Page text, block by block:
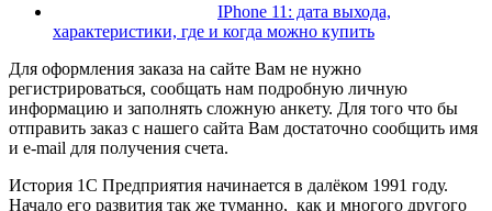
IPhone 11: дата выхода,
характеристики, где и когда можно купить
Для оформления заказа на сайте Вам не нужно
регистрироваться, сообщать нам подробную личную
информацию и заполнять сложную анкету. Для того что бы
отправить заказ с нашего сайта Вам достаточно сообщить имя
и e-mail для получения счета.
История 1С Предприятия начинается в далёком 1991 году.
Начало его развития так же туманно, как и многого другого